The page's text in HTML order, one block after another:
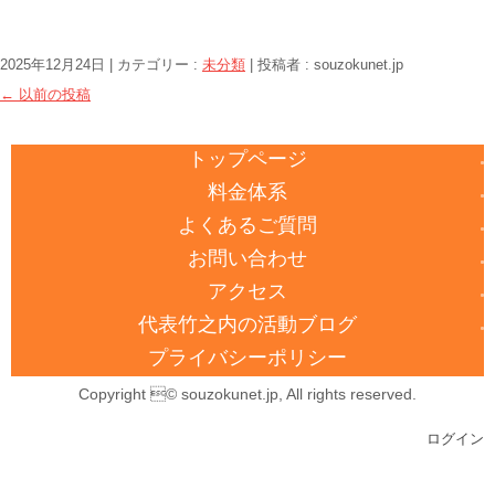
2025年12月24日 | カテゴリー : 未分類 | 投稿者 : souzokunet.jp
← 以前の投稿
トップページ
料金体系
よくあるご質問
お問い合わせ
アクセス
代表竹之内の活動ブログ
プライバシーポリシー
Copyright © souzokunet.jp, All rights reserved.
ログイン